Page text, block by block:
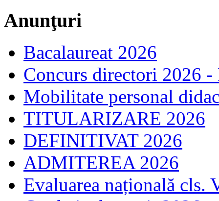
Anunţuri
Bacalaureat 2026
Concurs directori 2026 -
Mobilitate personal
TITULARIZARE 2026
DEFINITIVAT 2026
ADMITEREA 2026
Evaluarea națională cls.